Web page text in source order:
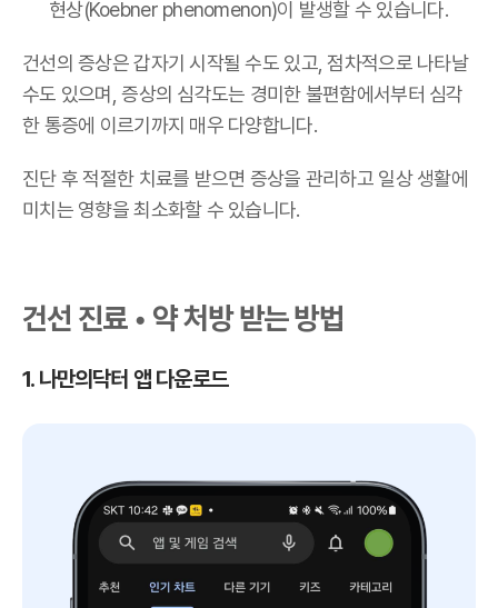
현상(Koebner phenomenon)이 발생할 수 있습니다.
건선의 증상은 갑자기 시작될 수도 있고, 점차적으로 나타날
수도 있으며, 증상의 심각도는 경미한 불편함에서부터 심각
한 통증에 이르기까지 매우 다양합니다.
진단 후 적절한 치료를 받으면 증상을 관리하고 일상 생활에
미치는 영향을 최소화할 수 있습니다.
건선 진료 • 약 처방 받는 방법
1. 나만의닥터 앱 다운로드